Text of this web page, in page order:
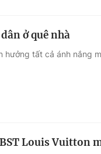
ở quê nhà
hưởng tất cả ánh nắng
Louis Vuitton